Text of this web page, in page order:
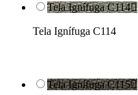
Tela Ignífuga C114
Tela Ignífuga C114
Tela Ignífuga C115